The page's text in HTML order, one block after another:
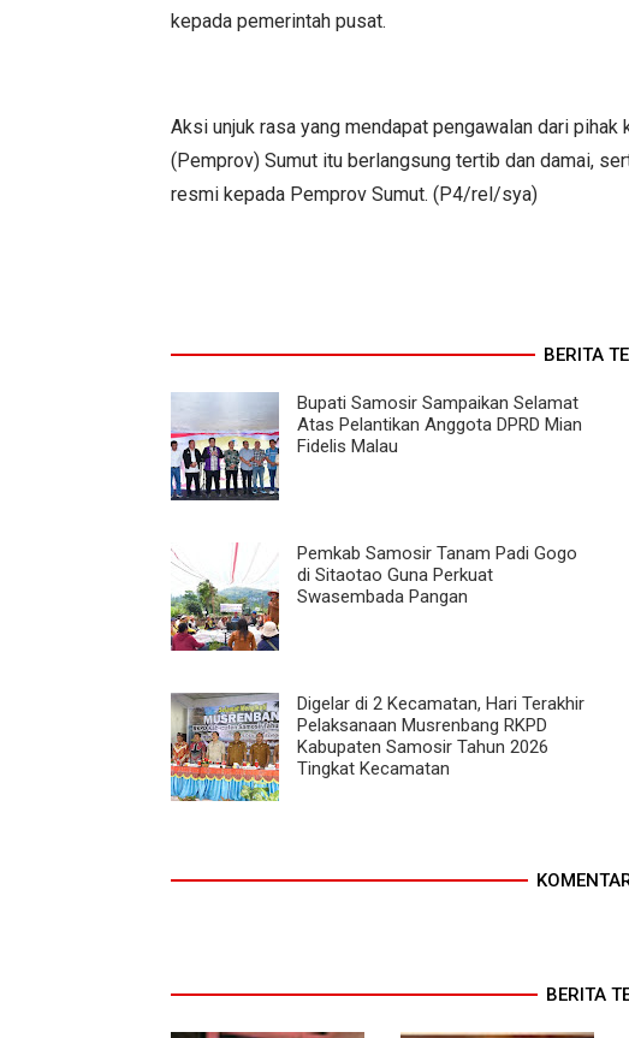
kepada pemerintah pusat.
Aksi unjuk rasa yang mendapat pengawalan dari
(Pemprov) Sumut itu berlangsung tertib dan damai,
resmi kepada Pemprov Sumut. (P4/rel/sya)
BERITA
Bupati Samosir Sampaikan Selamat
Atas Pelantikan Anggota DPRD Mian
Fidelis Malau
Pemkab Samosir Tanam Padi Gogo
di Sitaotao Guna Perkuat
Swasembada Pangan
Digelar di 2 Kecamatan, Hari Terakhir
Pelaksanaan Musrenbang RKPD
Kabupaten Samosir Tahun 2026
Tingkat Kecamatan
BERITA